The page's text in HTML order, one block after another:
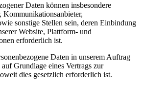
Daten können insbesondere
Kommunikationsanbieter,
sonstige Stellen sein, deren Einbindung
Website, Plattform- und
erforderlich ist.
Daten in unserem Auftrag
Grundlage eines Vertrags zur
dies gesetzlich erforderlich ist.